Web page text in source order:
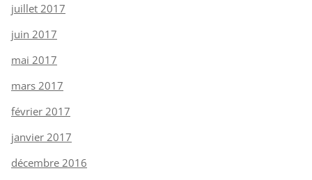
juillet 2017
juin 2017
mai 2017
mars 2017
février 2017
janvier 2017
décembre 2016